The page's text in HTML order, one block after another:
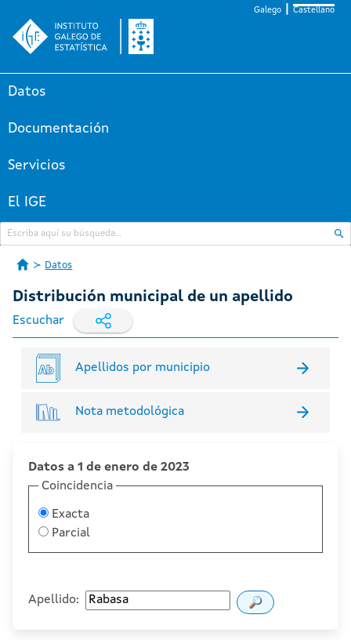
Galego Castellano
Datos
Documentación
Servicios
El IGE
Datos
Distribución municipal de un apellido
Escuchar
Apellidos por municipio
Nota metodológica
Datos a 1 de enero de 2023
Coincidencia
Exacta
Parcial
Apellido: